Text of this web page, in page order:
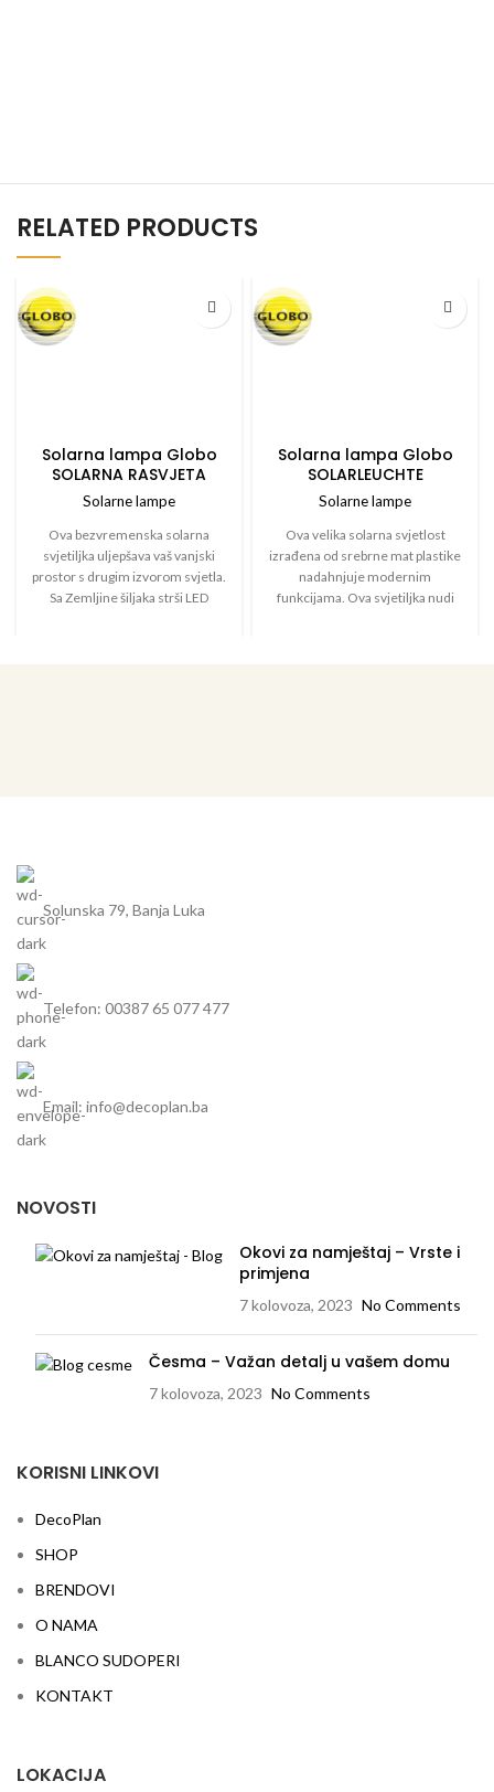
RELATED PRODUCTS
Solarna lampa Globo
SOLARNA RASVJETA
PLASTIKA CRNA, 1XLED
Solarne lampe
Ova bezvremenska solarna
svjetiljka uljepšava vaš vanjski
prostor s drugim izvorom svjetla.
Sa Zemljine šiljaka strši LED
Solarna lampa Globo
SOLARLEUCHTE
KUNSTSTOFF
SILBERFARBEN, 6XLED
Solarne lampe
Ova velika solarna svjetlost
izrađena od srebrne mat plastike
nadahnjuje modernim
funkcijama. Ova svjetiljka nudi
Solunska 79, Banja Luka
Telefon: 00387 65 077 477
Email: info@decoplan.ba
NOVOSTI
Okovi za namještaj – Vrste i
primjena
7 kolovoza, 2023 No Comments
Česma – Važan detalj u vašem domu
7 kolovoza, 2023 No Comments
KORISNI LINKOVI
DecoPlan
SHOP
BRENDOVI
O NAMA
BLANCO SUDOPERI
KONTAKT
LOKACIJA